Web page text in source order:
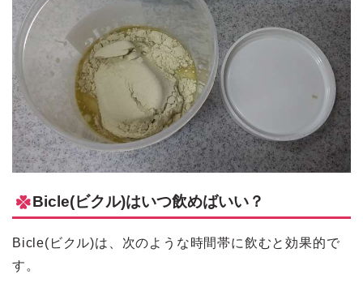
Bicle(ビクル)はいつ飲めばいい？
Bicle(ビクル)は、次のような時間帯に飲むと効果的で
す。